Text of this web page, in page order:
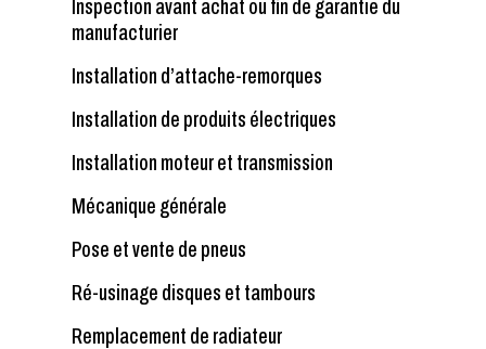
Inspection avant achat ou fin de garantie du
manufacturier
Installation d’attache-remorques
Installation de produits électriques
Installation moteur et transmission
Mécanique générale
Pose et vente de pneus
Ré-usinage disques et tambours
Remplacement de radiateur